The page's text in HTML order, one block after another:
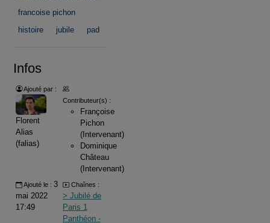
francoise pichon
histoire
jubile pad
Infos
Ajouté par :
Florent
Alias
(falias)
Contributeur(s) :
Françoise
Pichon
(Intervenant)
Dominique
Château
(Intervenant)
Ajouté le : 3
mai 2022
17:49
Chaînes :
> Jubilé de
Paris 1
Panthéon -